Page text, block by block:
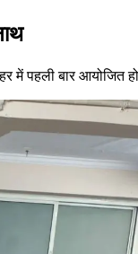
में पहली बार